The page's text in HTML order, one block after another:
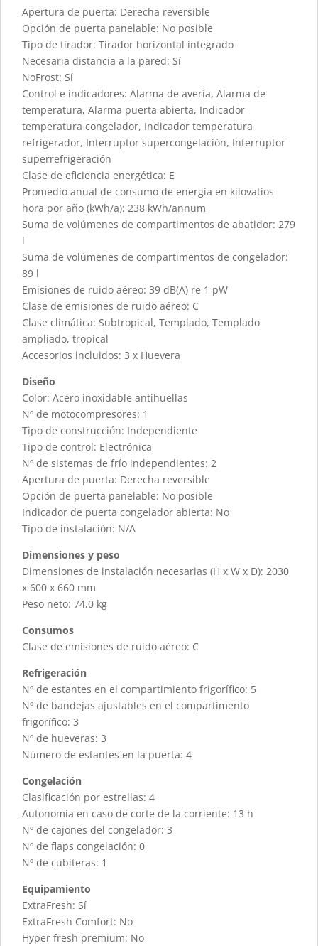
Apertura de puerta: Derecha reversible
Opción de puerta panelable: No posible
Tipo de tirador: Tirador horizontal integrado
Necesaria distancia a la pared: Sí
NoFrost: Sí
Control e indicadores: Alarma de avería, Alarma de
temperatura, Alarma puerta abierta, Indicador
temperatura congelador, Indicador temperatura
refrigerador, Interruptor supercongelación, Interruptor
superrefrigeración
Clase de eficiencia energética: E
Promedio anual de consumo de energía en kilovatios
hora por año (kWh/a): 238 kWh/annum
Suma de volúmenes de compartimentos de abatidor: 279
l
Suma de volúmenes de compartimentos de congelador:
89 l
Emisiones de ruido aéreo: 39 dB(A) re 1 pW
Clase de emisiones de ruido aéreo: C
Clase climática: Subtropical, Templado, Templado
ampliado, tropical
Accesorios incluidos: 3 x Huevera
Diseño
Color: Acero inoxidable antihuellas
Nº de motocompresores: 1
Tipo de construcción: Independiente
Tipo de control: Electrónica
Nº de sistemas de frío independientes: 2
Apertura de puerta: Derecha reversible
Opción de puerta panelable: No posible
Indicador de puerta congelador abierta: No
Tipo de instalación: N/A
Dimensiones y peso
Dimensiones de instalación necesarias (H x W x D): 2030
x 600 x 660 mm
Peso neto: 74,0 kg
Consumos
Clase de emisiones de ruido aéreo: C
Refrigeración
Nº de estantes en el compartimiento frigorífico: 5
Nº de bandejas ajustables en el compartimento
frigorífico: 3
Nº de hueveras: 3
Número de estantes en la puerta: 4
Congelación
Clasificación por estrellas: 4
Autonomía en caso de corte de la corriente: 13 h
Nº de cajones del congelador: 3
Nº de flaps congelación: 0
Nº de cubiteras: 1
Equipamiento
ExtraFresh: Sí
ExtraFresh Comfort: No
Hyper fresh premium: No